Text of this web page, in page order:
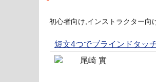
初心者向け,インストラクター向
短文4つでブラインドタッ
尾崎 實